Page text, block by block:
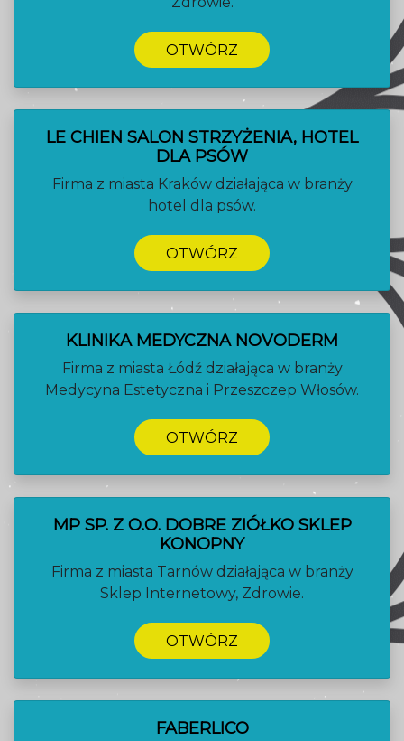
OTWÓRZ
LE CHIEN SALON STRZYŻENIA, HOTEL
DLA PSÓW
Firma z miasta Kraków działająca w branży
hotel dla psów.
OTWÓRZ
KLINIKA MEDYCZNA NOVODERM
Firma z miasta Łódź działająca w branży
Medycyna Estetyczna i Przeszczep Włosów.
OTWÓRZ
MP SP. Z O.O. DOBRE ZIÓŁKO SKLEP
KONOPNY
Firma z miasta Tarnów działająca w branży
Sklep Internetowy, Zdrowie.
OTWÓRZ
FABERLICO